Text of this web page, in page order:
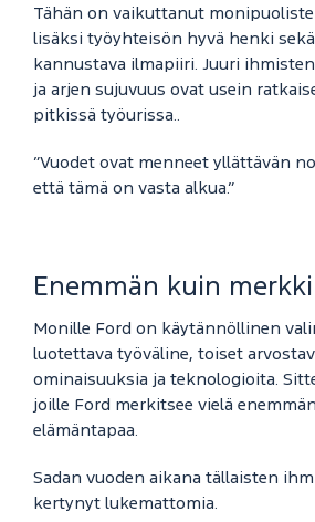
Tähän on vaikuttanut
lisäksi työyhteisön hyvä henki
kannustava ilmapiiri. Juuri
ja arjen sujuvuus ovat usein
pitkissä työurissa..
”Vuodet ovat menneet yllättävän
että tämä on vasta alkua.”
Enemmän kuin merkki
Monille Ford on käytännöllinen
luotettava työväline, toiset
ominaisuuksia ja teknologioita.
joille Ford merkitsee vielä
elämäntapaa.
Sadan vuoden aikana tällaisten
kertynyt lukemattomia.